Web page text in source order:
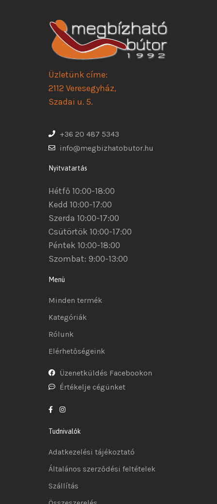
Üzletünk címe:
2112 Veresegyház,
Szadai u. 5.
+36 20 487 5343
info@megbizhatobutor.hu
Nyitvatartás
Hétfő 10:00-18:00
Kedd 10:00-17:00
Szerda 10:00-17:00
Csütörtök 10:00-17:00
Péntek 10:00-18:00
Szombat: 9:00-13:00
Menü
Minden termék
Kategóriák
Rólunk
Elérhetőségeink
Üzenetküldés Facebookon
Értékelje cégünket
Tudnivalók
Adatkezelési tájékoztató
Általános szerződési feltételek
Szállítás